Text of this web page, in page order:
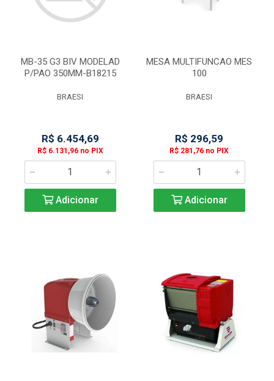
MB-35 G3 BIV MODELAD
P/PAO 350MM-B18215
BRAESI
R$ 6.454,69
R$ 6.131,96 no PIX
Adicionar
MESA MULTIFUNCAO MES
100
BRAESI
R$ 296,59
R$ 281,76 no PIX
Adicionar